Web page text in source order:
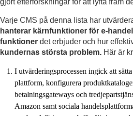
Varje CMS på denna lista har
hanterar kärnfunktioner för e-
funktioner det erbjuder och hur
kundernas största problem. Här är
I utvärderingsprocessen ingick att
plattform, konfigurera
betalningsgateways och
Amazon samt sociala